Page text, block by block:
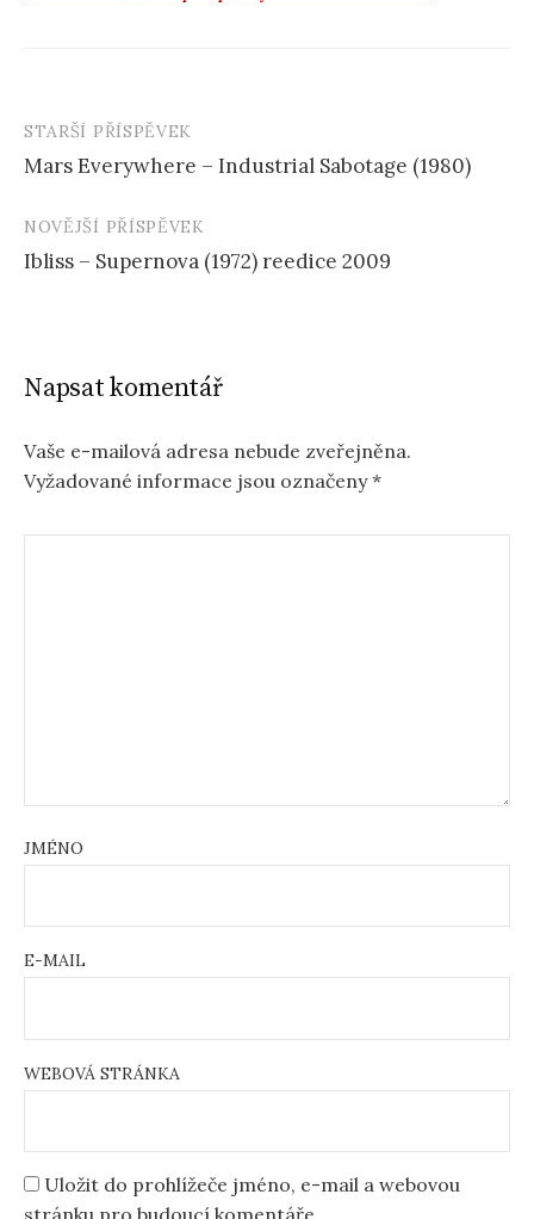
Navigace
příspěvku
STARŠÍ PŘÍSPĚVEK
Mars Everywhere – Industrial Sabotage (1980)
NOVĚJŠÍ PŘÍSPĚVEK
Ibliss – Supernova (1972) reedice 2009
Napsat komentář
Vaše e-mailová adresa nebude zveřejněna.
Vyžadované informace jsou označeny*
JMÉNO
E-MAIL
WEBOVÁ STRÁNKA
Uložit do prohlížeče jméno, e-mail a webovou